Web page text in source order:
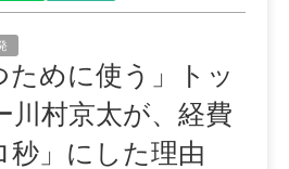
ために使う」トッ
川村京太が、経費
秒」にした理由